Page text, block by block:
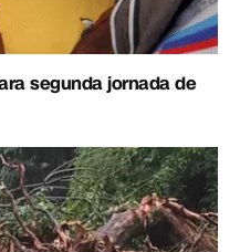
segunda jornada de